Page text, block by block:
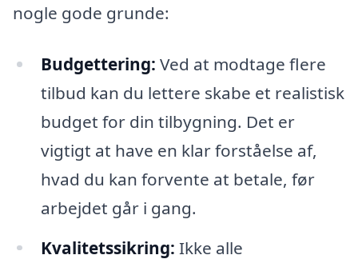
nogle gode grunde:
Budgettering: Ved at modtage flere
tilbud kan du lettere skabe et realistisk
budget for din tilbygning. Det er
vigtigt at have en klar forståelse af,
hvad du kan forvente at betale, før
arbejdet går i gang.
Kvalitetssikring: Ikke alle